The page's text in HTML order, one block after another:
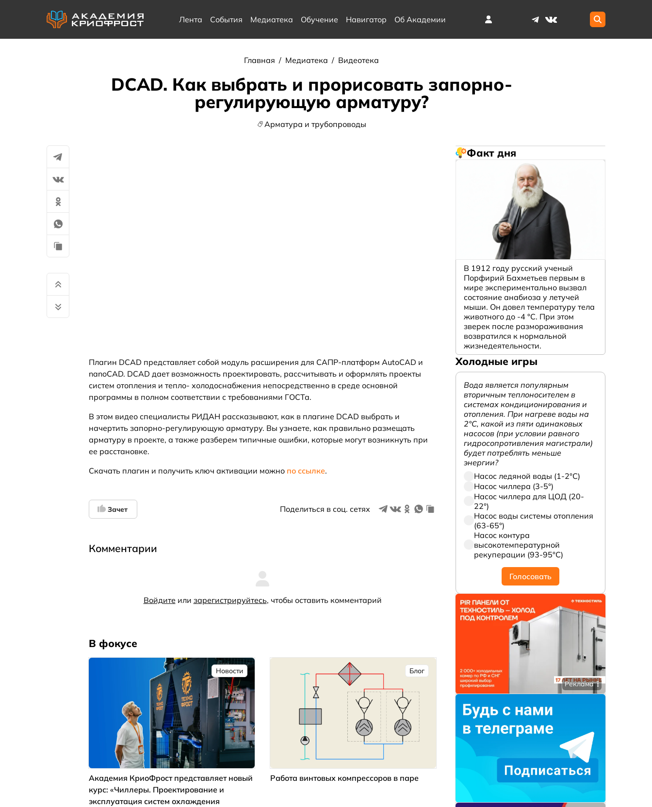
Лента События Медиатека Обучение Навигатор Об Академии
Главная / Медиатека / Видеотека
DCAD. Как выбрать и прорисовать запорно-
регулирующую арматуру?
Арматура и трубопроводы
Плагин DCAD представляет собой модуль расширения для САПР-платформ AutoCAD и
nanoCAD. DCAD дает возможность проектировать, рассчитывать и оформлять проекты
систем отопления и тепло- холодоснабжения непосредственно в среде основной
программы в полном соответствии с требованиями ГОСТа.
В этом видео специалисты РИДАН рассказывают, как в плагине DCAD выбрать и
начертить запорно-регулирующую арматуру. Вы узнаете, как правильно размещать
арматуру в проекте, а также разберем типичные ошибки, которые могут возникнуть при
ее расстановке.
Скачать плагин и получить ключ активации можно по ссылке.
Зачет Поделиться в соц. сетях
Комментарии
Войдите или зарегистрируйтесь, чтобы оставить комментарий
В фокусе
Новости
Академия КриоФрост представляет новый
курс: «Чиллеры. Проектирование и
эксплуатация систем охлаждения
Блог
Работа винтовых компрессоров в паре
Факт дня
В 1912 году русский ученый
Порфирий Бахметьев первым в
мире экспериментально вызвал
состояние анабиоза у летучей
мыши. Он довел температуру тела
животного до -4 °C. При этом
зверек после размораживания
возвратился к нормальной
жизнедеятельности.
Холодные игры
Вода является популярным
вторичным теплоносителем в
системах кондиционирования и
отопления. При нагреве воды на
2°С, какой из пяти одинаковых
насосов (при условии равного
гидросопротивления магистрали)
будет потреблять меньше
энергии?
Насос ледяной воды (1-2°С)
Насос чиллера (3-5°)
Насос чиллера для ЦОД (20-
22°)
Насос воды системы отопления
(63-65°)
Насос контура
высокотемпературной
рекуперации (93-95°С)
Голосовать
Реклама